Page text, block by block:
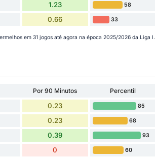
1.23 58
0.66 33
em 31 jogos até agora na época 2025/2026 da Liga I.
Por 90 Minutos
Percentil
0.23 85
0.23 68
0.39 93
0 60